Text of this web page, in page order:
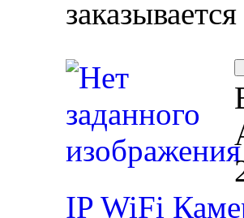
IP WiFi